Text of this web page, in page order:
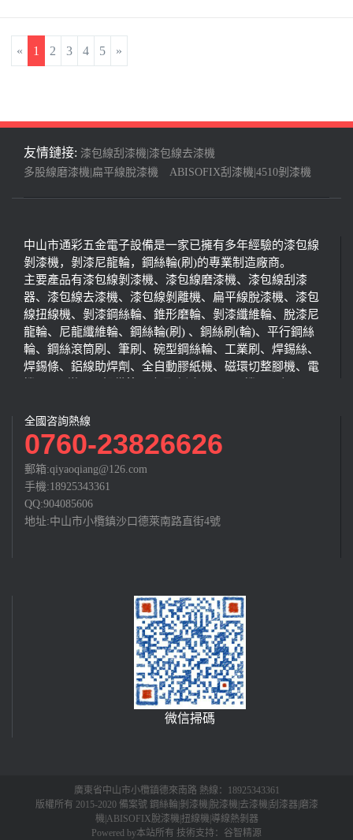
« 1 2 3 4 5 »
友情鏈接: 漆包線刮漆機|漆包線去漆機
多股線磨漆機|扁平線脫漆機
ABISOFIX刮漆機|4510剝漆機
中山市通彩五金電子設備是一家已擁有多年經驗的漆包線
剝漆機，剝漆尼龍輪，鋼絲輪(刷)的專業制造廠商。
主要產品有漆包線剝漆機、漆包線磨漆機、漆包線刮漆
器、漆包線去漆機、漆包線剝離機、扁平線脫漆機、漆包
線扭線機、剝漆鋼絲輪、錐形磨輪、剝漆纖維輪、脫漆尼
龍輪、尼龍纖維輪、鋼絲輪(刷) 、銅絲刷(輪)、平行鋼絲
輪、鋼絲滾筒刷、筆刷、碗型鋼絲輪、工業刷、焊錫絲、
焊錫條、鋁線助焊劑、全自動膠紙機、磁環切整腳機、電
器、儀表、船舶、車輛、飛機、冶金、建筑、安裝等行
業。歡迎各界朋友蒞臨參觀、指導和業務洽談。
全國咨詢熱線
0760-23826626
郵箱:qiyaoqiang@126.com
手機:18925343361
QQ:904085606
地址:中山市小欖鎮沙口德萊南路直街4號
微信掃碼
廣東省中山市小欖鎮德來南路 熱線：18925343361
版權所有 2015-2020 備案號 鋼絲輪|剝漆機|脫漆機|去漆機|刮漆器|磨漆
機|ABISOFIX脫漆機|扭線機|導線熱剝器
Powered by本站所有 技術支持：谷智精源